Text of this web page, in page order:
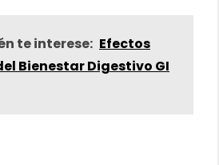
te interese: Efectos
Bienestar Digestivo GI